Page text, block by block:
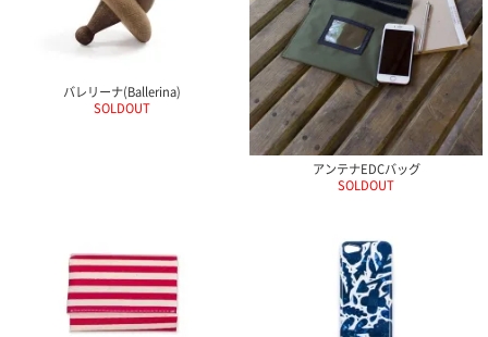
バレリーナ(Ballerina)
SOLDOUT
アンテナEDCバッグ
SOLDOUT